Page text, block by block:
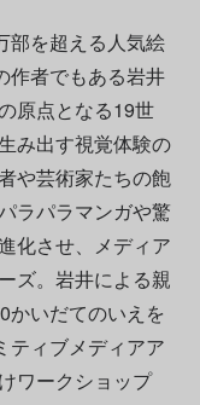
部を超える人気絵
作者でもある岩井
原点となる19世
み出す視覚体験の
や芸術家たちの飽
ラパラマンガや驚
化させ、メディア
ズ。岩井による親
かいだてのいえを
ティブメディアア
ワークショップ